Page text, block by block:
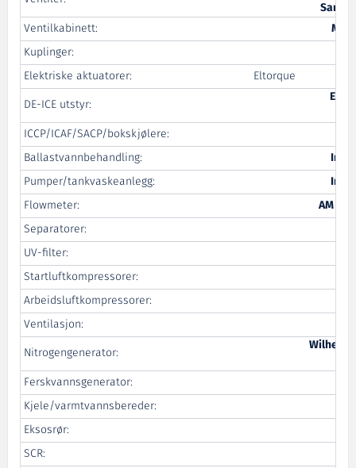
Ventilkabinett:
Kuplinger:
Elektriske aktuatorer:
Eltorque
DE-ICE utstyr:
ICCP/ICAF/SACP/bokskjølere:
Ballastvannbehandling:
Ing.
Pumper/tankvaskeanlegg:
Ing.
Flowmeter:
AM
Separatorer:
UV-filter:
Startluftkompressorer:
Arbeidsluftkompressorer:
Ventilasjon:
Nitrogengenerator:
Ferskvannsgenerator:
Kjele/varmtvannsbereder:
Eksosrør:
SCR: